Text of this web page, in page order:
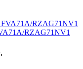
RZAG71NV1